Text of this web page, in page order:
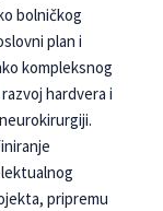
bolničkog
plan i
kompleksnog
hardvera i
pripremu